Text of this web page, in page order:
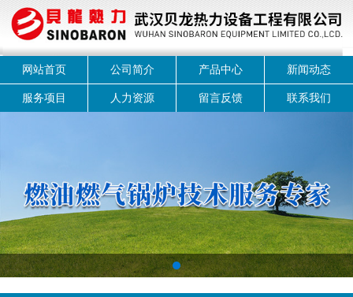
网站首页 公司简介 产品中心 新闻动态
服务项目 人力资源 留言反馈 联系我们
1